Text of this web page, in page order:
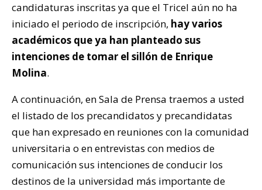
candidaturas inscritas ya que el Tricel aún no ha
iniciado el periodo de inscripción, hay varios
académicos que ya han planteado sus
intenciones de tomar el sillón de Enrique
Molina.
A continuación, en Sala de Prensa traemos a usted
el listado de los precandidatos y precandidatas
que han expresado en reuniones con la comunidad
universitaria o en entrevistas con medios de
comunicación sus intenciones de conducir los
destinos de la universidad más importante de